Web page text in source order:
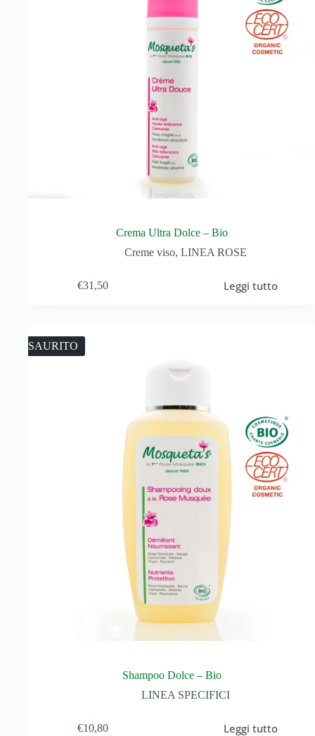
Crema Ultra Dolce – Bio
Creme viso, LINEA ROSE
€31,50 Leggi tutto
ESAURITO
Shampoo Dolce – Bio
LINEA SPECIFICI
€10,80 Leggi tutto